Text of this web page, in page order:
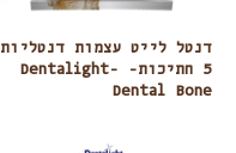
דנטל לייט עצמות דנטליות
5 חתיכות- Dentalight-
Dental Bone